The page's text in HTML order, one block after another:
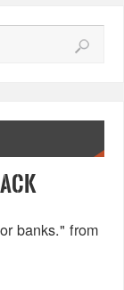
banks." from